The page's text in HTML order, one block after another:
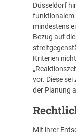
Düsseldorf
funktionalem
mindestens
Bezug auf
Kriterien
vor. Diese
der Planung
Mit ihrer